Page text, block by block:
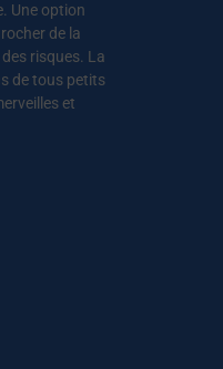
Une option
de la
risques. La
de tous petits
et